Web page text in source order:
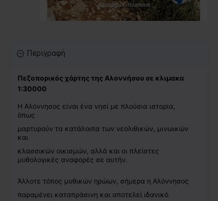
Περιγραφή
Πεζοπορικός χάρτης της Αλοννήσου σε κλιμακα
1:30000
Η Αλόννησος είναι ένα νησί με πλούσια ιστορία,
όπως
μαρτυρούν τα κατάλοιπα των νεολιθικών, μινωικών
και
κλασσικών οικισμών, αλλά και οι πλείστες
μυθολογικές αναφορές σε αυτήν.
Άλλοτε τόπος μυθικών ηρώων, σήμερα η Αλόννησος
παραμένει καταπράσινη και αποτελεί ιδανικό